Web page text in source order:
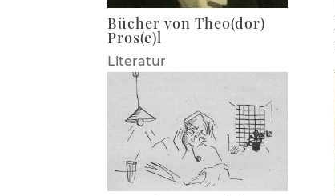
Bücher von Theo(dor)
Pros(e)l
Literatur